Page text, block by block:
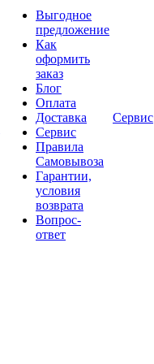
Выгодное
предложение
Как
оформить
заказ
Блог
Оплата
Доставка
Сервис
Правила
Самовывоза
Гарантии,
условия
возврата
Вопрос-
ответ
Сервис